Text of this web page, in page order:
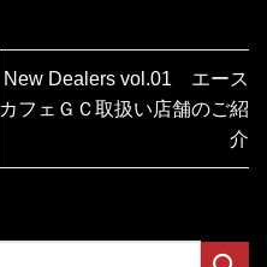
New Dealers vol.01 エース
カフェＧＣ取扱い店舗のご紹
介